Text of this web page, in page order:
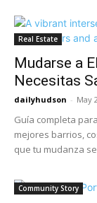
Real Estate
Mudarse a
Necesitas
dailyhudson - May
Guía completa
mejores barrios,
que tu mudanza
Community Story